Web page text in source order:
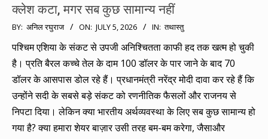
क्लेश कटा, मगर सब कुछ सामान्य नहीं
2026-
07-
05
BY: अनिल रघुराज ON: JULY 5, 2026 IN: तथास्तु
पश्चिम एशिया के संकट से उपजी अनिश्चितता काफी हद तक खत्म हो चुकी
है। प्रति बैरल कच्चे तेल के दाम 100 डॉलर के पार जाने के बाद 70
डॉलर के आसपास डोल रहे हैं। प्रधानमंत्री नरेंद्र मोदी दावा कर रहे हैं कि
उन्होंने सदी के सबसे बड़े संकट को रणनीतिक फैसलों और राजनय से
निपटा दिया। लेकिन क्या भारतीय अर्थव्यवस्था के लिए सब कुछ सामान्य हो
गया है? क्या हमारा शेयर बाज़ार उसी तरह बम-बम करेगा, जैसाऔर